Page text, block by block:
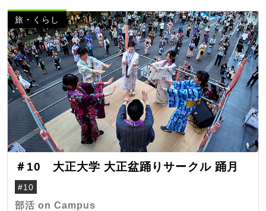
旅・くらし
＃10 大正大学 大正盆踊りサークル 踊月
#10
部活 on Campus